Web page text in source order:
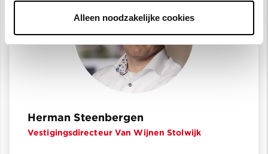
Alleen noodzakelijke cookies
Herman Steenbergen
Vestigingsdirecteur Van Wijnen Stolwijk